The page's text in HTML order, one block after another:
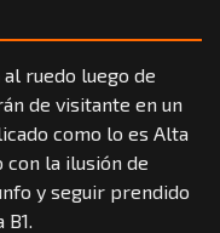
al ruedo luego de
de visitante en un
como lo es Alta
con la ilusión de
y seguir prendido